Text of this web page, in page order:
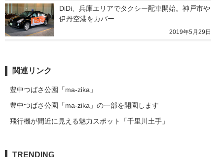
DiDi、兵庫エリアでタクシー配車開始。神戸市や
伊丹空港をカバー
2019年5月29日
関連リンク
豊中つばさ公園「ma-zika」
豊中つばさ公園「ma-zika」の一部を開園します
飛行機が間近に見える魅力スポット「千里川土手」
TRENDING